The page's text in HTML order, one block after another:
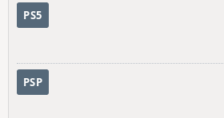
PS5
PSP